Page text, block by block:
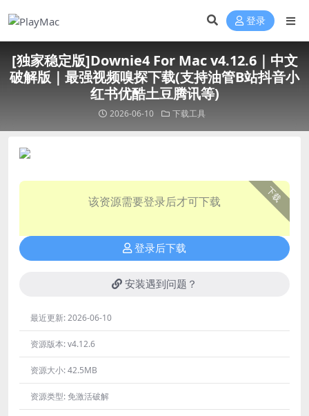
登录
[独家稳定版]Downie4 For Mac v4.12.6｜中文
破解版｜最强视频嗅探下载(支持油管B站抖音小
红书优酷土豆腾讯等)
2026-06-10 下载工具
下载
该资源需要登录后才可下载
登录后下载
安装遇到问题？
最近更新:2026-06-10
资源版本:v4.12.6
资源大小:42.5MB
资源类型:免激活破解